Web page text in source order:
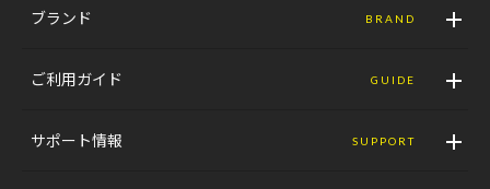
ブランド BRAND
ご利用ガイド GUIDE
サポート情報 SUPPORT